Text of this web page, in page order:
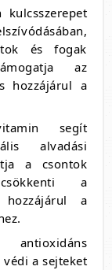
és fogak
az
hozzájárul a
segít
alvadási
a csontok
a
hozzájárul a
a sejteket